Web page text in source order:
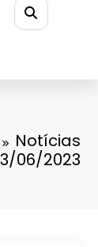
Notícias
06/2023